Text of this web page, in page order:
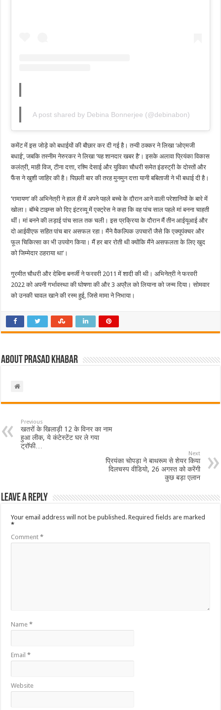
A post shared by Debina Bonnerjee (@debinabon)
कमेंट में इस जोड़े को बधाईयों की बौछार कर दी गई है। तन्वी ठक्कर ने लिखा ‘ओएमजी
बधाई’, जबकि तस्नीम नेरुरकर ने लिखा ‘यह शानदार खबर है’। इसके अलावा प्रियंका विकास
कलंत्री, माही विज, टीना दत्ता, रश्मि देसाई और युविका चौधरी समेत इंडस्ट्री के दोस्तों और
फैंस ने खुशी जाहिर की है। पिछली बार की तरह मुनमुन दत्ता यानी बबिताजी ने भी बधाई दी है।
‘रामायण’ की अभिनेत्री ने हाल ही में अपने पहले बच्चे के दौरान आने वाली परेशानियों के बारे में
खोला। बॉम्बे टाइम्स को दिए इंटरव्यू में एक्ट्रेस ने कहा कि वह पांच साल पहले मां बनना चाहती
थीं। मां बनने की लड़ाई पांच साल तक चली। इस प्रक्रिया के दौरान मैं तीन आईयूआई और
दो आईवीएफ सहित पांच बार असफल रहा। मैंने वैकल्पिक उपचारों जैसे कि एक्यूपंक्चर और
फूल चिकित्सा का भी उपयोग किया। मैं हर बार रोती थी क्योंकि मैंने असफलता के लिए खुद
को जिम्मेदार ठहराया था’।
गुरमीत चौधरी और देबिना बनर्जी ने फरवरी 2011 में शादी की थी। अभिनेत्री ने फरवरी
2022 को अपनी गर्भावस्था की घोषणा की और 3 अप्रैल को लियाना को जन्म दिया। सोमवार
को उनकी चावल खाने की रस्म हुई, जिसे मामा ने निभाया।
About Prasad Khabar
Previous
खतरों के खिलाड़ी 12 के विनर का नाम
हुआ लीक, ये कंटेस्टेंट घर ले गया
ट्रॉफी…
Next
प्रियंका चोपड़ा ने बाथरूम से शेयर किया
दिलचस्प वीडियो, 26 अगस्त को करेंगी
कुछ बड़ा एलान
Leave a Reply
Your email address will not be published. Required fields are marked
*
Comment*
Name*
Email*
Website